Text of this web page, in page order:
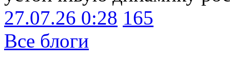
27.07.26 0:28 165
Все блоги